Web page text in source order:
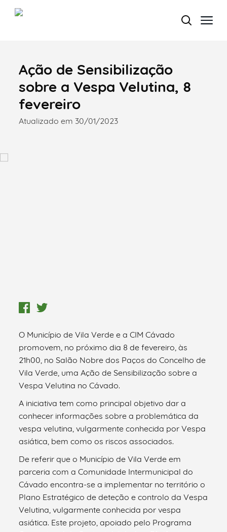
Termo de Pesquisa
Ação de Sensibilização
sobre a Vespa Velutina, 8
fevereiro
Atualizado em 30/01/2023
O Município de Vila Verde e a CIM Cávado
promovem, no próximo dia 8 de fevereiro, às
21h00, no Salão Nobre dos Paços do Concelho de
Vila Verde, uma Ação de Sensibilização sobre a
Vespa Velutina no Cávado.
A iniciativa tem como principal objetivo dar a
conhecer informações sobre a problemática da
vespa velutina, vulgarmente conhecida por Vespa
asiática, bem como os riscos associados.
De referir que o Município de Vila Verde em
parceria com a Comunidade Intermunicipal do
Cávado encontra-se a implementar no território o
Plano Estratégico de deteção e controlo da Vespa
Velutina, vulgarmente conhecida por vespa
asiática. Este projeto, apoiado pelo Programa